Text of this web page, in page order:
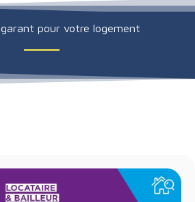
pour votre logement